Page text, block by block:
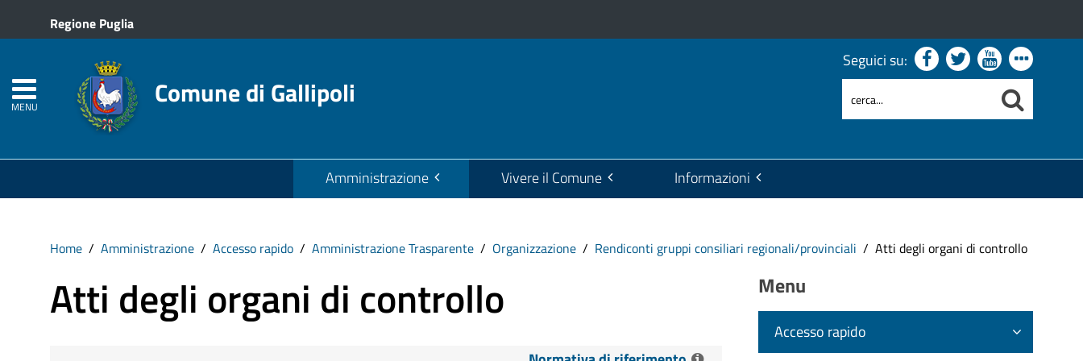
Regione Puglia
MENU Comune di Gallipoli
Seguici su:
Amministrazione Vivere il Comune Informazioni
Home Amministrazione Accesso rapido Amministrazione Trasparente Organizzazione Rendiconti gruppi consiliari regionali/provinciali Atti degli organi di controllo
Atti degli organi di controllo Menu
Accesso rapido